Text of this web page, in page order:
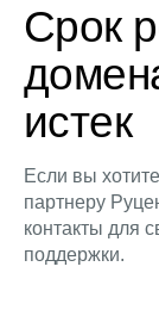
Срок
истек
Если вы
партнеру
контакты для
поддержки.